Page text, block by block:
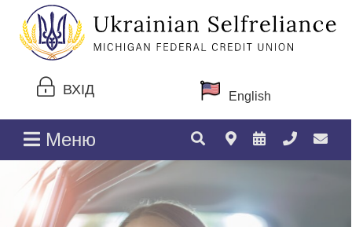
ВХІД English
Меню